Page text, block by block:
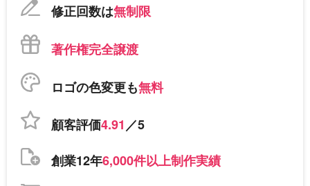
修正回数は無制限
著作権完全譲渡
ロゴの色変更も無料
顧客評価4.91／5
創業12年6,000件以上制作実績